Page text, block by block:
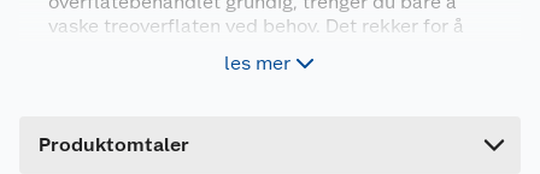
vaske treoverflaten ved behov. Det rekker for å
les mer
Produktomtaler